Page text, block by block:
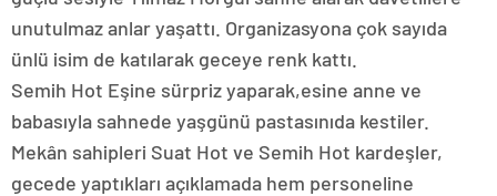
unutulmaz anlar yaşattı. Organizasyona çok sayıda
ünlü isim de katılarak geceye renk kattı.
Semih Hot Eşine sürpriz yaparak,esine anne ve
babasıyla sahnede yaşgünü pastasınıda kestiler.
Mekân sahipleri Suat Hot ve Semih Hot kardeşler,
gecede yaptıkları açıklamada hem personeline